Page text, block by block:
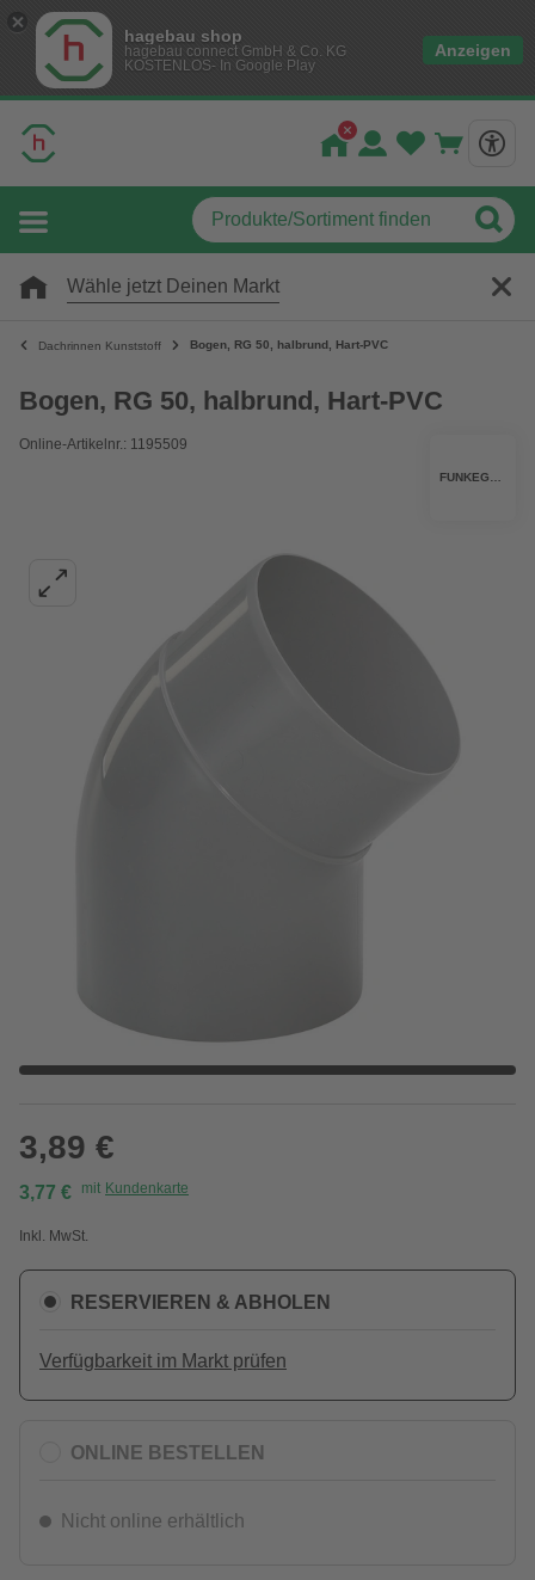
hagebau shop
hagebau connect GmbH & Co. KG
KOSTENLOS- In Google Play
Anzeigen
Wähle jetzt Deinen Markt
Dachrinnen Kunststoff Bogen, RG 50, halbrund, Hart-PVC
Bogen, RG 50, halbrund, Hart-PVC
Online-Artikelnr.: 1195509
3,89 €
3,77 € mit Kundenkarte
Inkl. MwSt.
RESERVIEREN & ABHOLEN
Verfügbarkeit im Markt prüfen
ONLINE BESTELLEN
Nicht online erhältlich